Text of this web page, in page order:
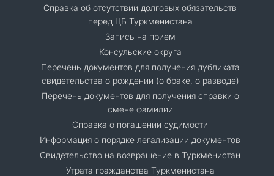
Справка об отсутствии долговых обязательств
перед ЦБ Туркменистана
Запись на прием
Консульские округа
Перечень документов для получения дубликата
свидетельства о рождении (о браке, о разводе)
Перечень документов для получения справки о
смене фамилии
Справка о погашении судимости
Информация о порядке легализации документов
Cвидетельство на возвращение в Туркменистан
Утрата гражданства Туркменистана